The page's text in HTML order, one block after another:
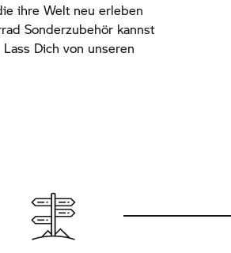
ihre Welt neu erleben
Sonderzubehör kannst
Dich von unseren